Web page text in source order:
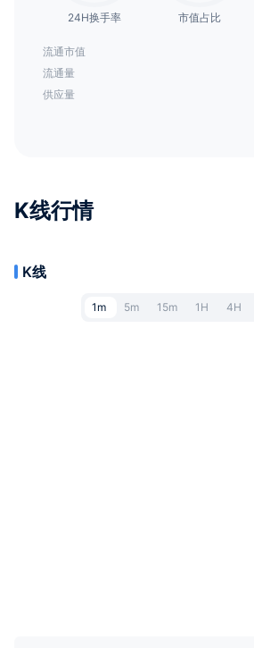
24H换手率 市值占比
流通市值
流通量
供应量
K线行情
K线
1m 5m 15m 1H 4H